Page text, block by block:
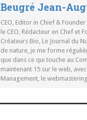
Beugré Jean-
CEO, Editor in Chief &
le CEO, Rédacteur en Chef et
Créateurs Bio, Le Journal du
de nature, je me forme
que dans ce qui touche au
maintenant 15 sur le web,
Management, le